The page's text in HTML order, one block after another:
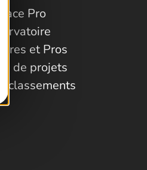
Pro
et Pros
de projets
classements